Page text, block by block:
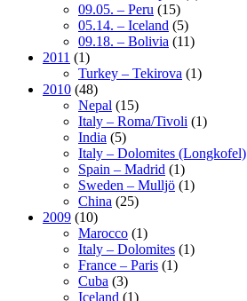
09.05. – Peru (15)
05.14. – Iceland (5)
09.18. – Bolivia (11)
2011 (1)
Turkey – Tekirova (1)
2010 (48)
Nepal (15)
Italy – Roma/Tivoli (1)
India (5)
Italy – Dolomites (Longkofel)
Spain – Madrid (1)
Sweden – Mulljö (1)
China (25)
2009 (10)
Marocco (1)
Italy – Dolomites (1)
France – Paris (1)
Cuba (3)
Iceland (1)